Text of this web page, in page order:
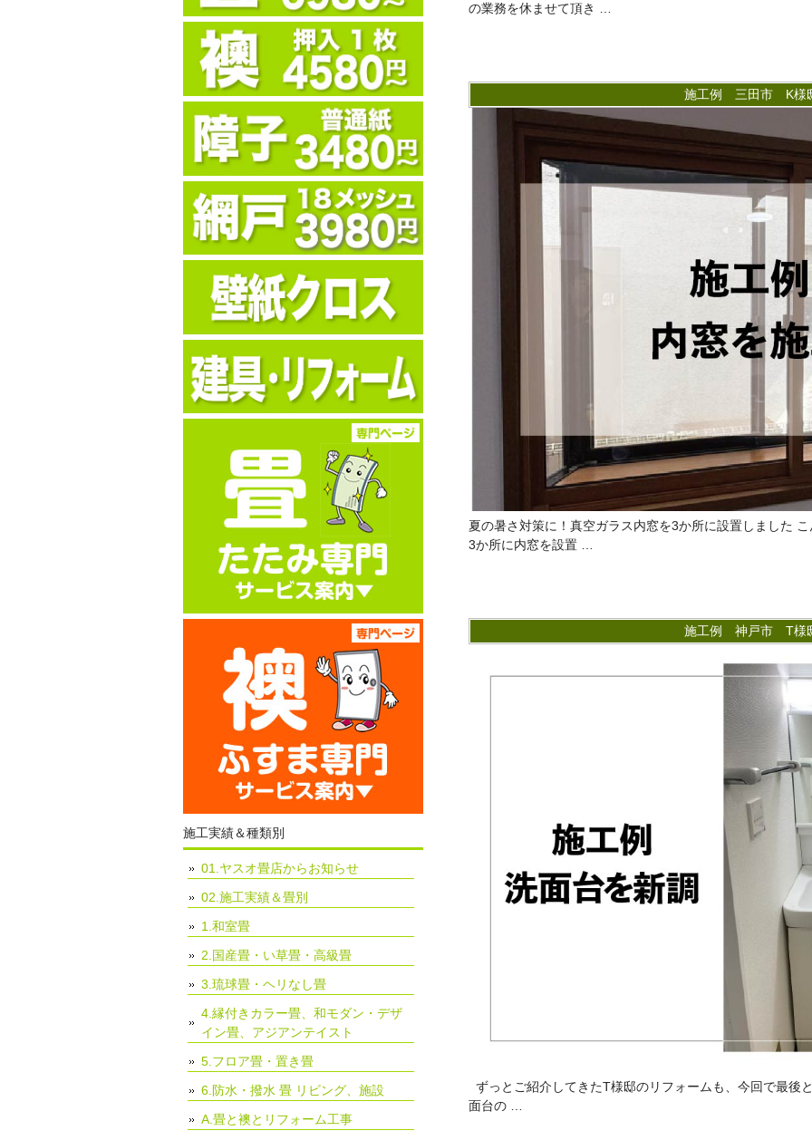
の業務を休ませて頂き …
施工例 三田市 K様
夏の暑さ対策に！真空ガラス内窓を3か所に設置しました
3か所に内窓を設置 …
施工例 神戸市 T様
ずっとご紹介してきたT様邸のリフォームも、今回で最後
面台の …
施工実績＆種類別
01.ヤスオ畳店からお知らせ
02.施工実績＆畳別
1.和室畳
2.国産畳・い草畳・高級畳
3.琉球畳・ヘリなし畳
4.縁付きカラー畳、和モダン・デザ
イン畳、アジアンテイスト
5.フロア畳・置き畳
6.防水・撥水 畳 リビング、施設
A.畳と襖とリフォーム工事